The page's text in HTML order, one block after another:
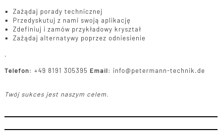
Zażądaj porady technicznej
Przedyskutuj z nami swoją aplikację
Zdefiniuj i zamów przykładowy kryształ
Zażądaj alternatywy poprzez odniesienie
.
Telefon: +49 8191 305395 Email: info@petermann-technik.de
Twój sukces jest naszym celem.